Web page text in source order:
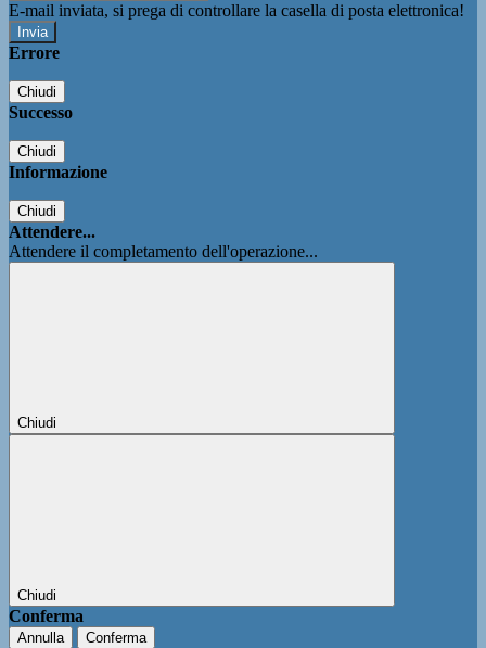
E-mail inviata, si prega di controllare la casella di posta elettronica!
Errore
Chiudi
Successo
Chiudi
Informazione
Chiudi
Attendere...
Attendere il completamento dell'operazione...
Chiudi
Chiudi
Conferma
Annulla Conferma